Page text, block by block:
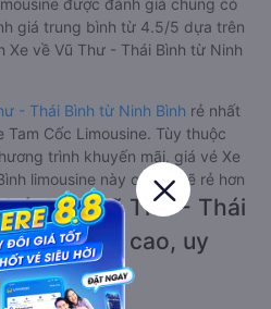
được đánh giá chung có
giá trung bình từ 4.5/5 dựa trên
Xe về Vũ Thư - Thái Bình từ Ninh
- Thái Bình từ Ninh Bình rẻ nhất
Cốc Limousine. Tùy thuộc
trình khuyến mãi, giá vé Xe
limousine này có thể sẽ rẻ hơn
đi Vũ Thư - Thái
lượng cao, uy
2026